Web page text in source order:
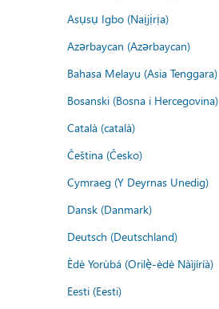
Asụsụ Igbo (Naịjịrịa)
Azərbaycan (Azərbaycan)
Bahasa Melayu (Asia Tenggara)
Bosanski (Bosna i Hercegovina)
Català (català)
Čeština (Česko)
Cymraeg (Y Deyrnas Unedig)
Dansk (Danmark)
Deutsch (Deutschland)
Èdè Yorùbá (Orilẹ̀-èdè Nàìjíríà)
Eesti (Eesti)